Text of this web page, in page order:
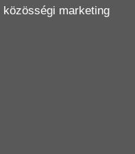
közösségi marketing